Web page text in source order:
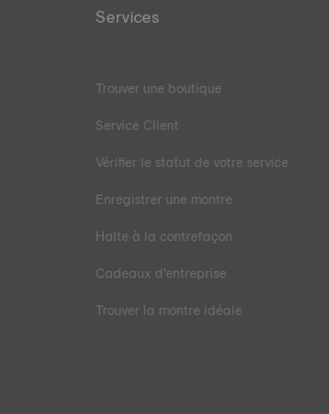
Services
Trouver une boutique
Service Client
Vérifier le statut de votre service
Enregistrer une montre
Halte à la contrefaçon
Cadeaux d'entreprise
Trouver la montre idéale